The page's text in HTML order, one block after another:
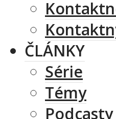
ČLÁNKY
Série
Témy
Podcasty